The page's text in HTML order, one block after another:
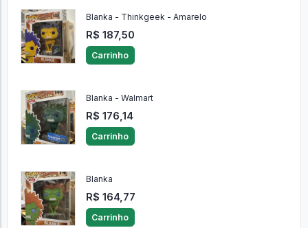
Blanka - Thinkgeek - Amarelo
R$ 187,50
Carrinho
Blanka - Walmart
R$ 176,14
Carrinho
Blanka
R$ 164,77
Carrinho